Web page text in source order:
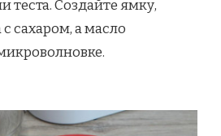
теста. Создайте ямку,
сахаром, а масло